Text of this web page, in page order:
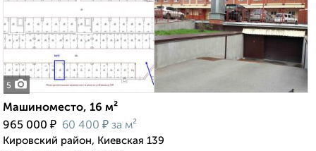
5
Машиноместо, 16 м²
965 000 ₽ 60 400 ₽ за м²
Кировский район, Киевская 139